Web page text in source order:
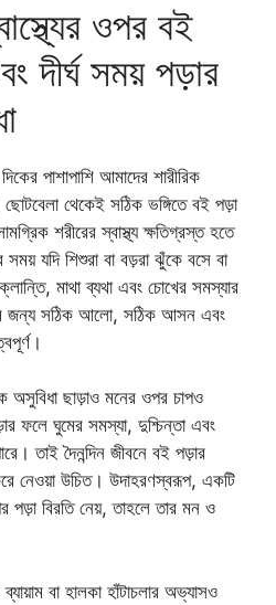
ওপর বই
দীর্ঘ সময় পড়ার
পাশাপাশি আমাদের শারীরিক
থেকেই সঠিক ভঙ্গিতে বই পড়া
শরীরের স্বাস্থ্য ক্ষতিগ্রস্ত হতে
যদি শিশুরা বা বড়রা ঝুঁকে বসে বা
মাথা ব্যথা এবং চোখের সমস্যার
জন্য সঠিক আলো, সঠিক আসন এবং
অসুবিধা ছাড়াও মনের ওপর চাপও
ফলে ঘুমের সমস্যা, দুশ্চিন্তা এবং
তাই দৈনন্দিন জীবনে বই পড়ার
নেওয়া উচিত। উদাহরণস্বরূপ, একটি
পড়া বিরতি নেয়, তাহলে তার মন ও
বা হালকা হাঁটাচলার অভ্যাসও